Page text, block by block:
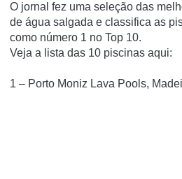
O jornal fez uma seleção das
de água salgada e classifica as
como número 1 no Top 10.
Veja a lista das 10 piscinas aqui:
1 – Porto Moniz Lava Pools,